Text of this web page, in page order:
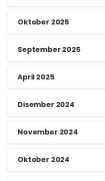
Oktober 2025
September 2025
April 2025
Disember 2024
November 2024
Oktober 2024